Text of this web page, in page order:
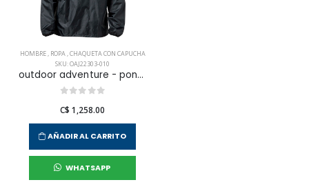
HOMBRE, ROPA,CHAQUETA CON CAPUCHA
SKU: OAJ22303-010
outdoor adventure - poncho para hombre
C$ 1,258.00
AÑADIR AL CARRITO
WHATSAPP